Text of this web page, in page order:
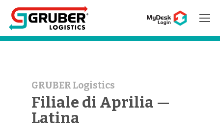
GRUBER Logistics
Filiale di Aprilia —
Latina